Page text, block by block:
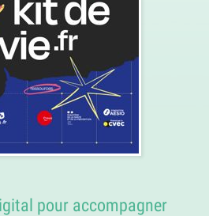
pour accompagner